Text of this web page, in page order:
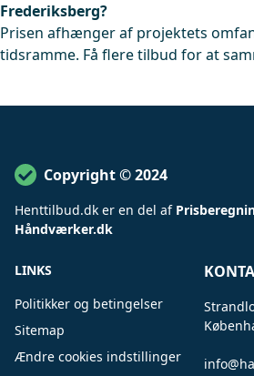
Frederiksberg?
Prisen afhænger af projektets
tidsramme. Få flere tilbud for at
Copyright © 2024
Henttilbud.dk er en del af
Håndværker.dk
LINKS
Politikker og betingelser
Sitemap
Ændre cookies indstillinger